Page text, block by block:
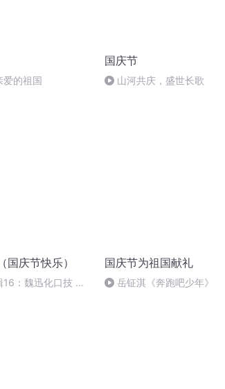
爱的祖国
国庆节
山河共庆，盛世长歌
国庆节快乐）
16：魏迅化口技 二
国庆节为祖国献礼
岳钲淇《奔跑吧少年》